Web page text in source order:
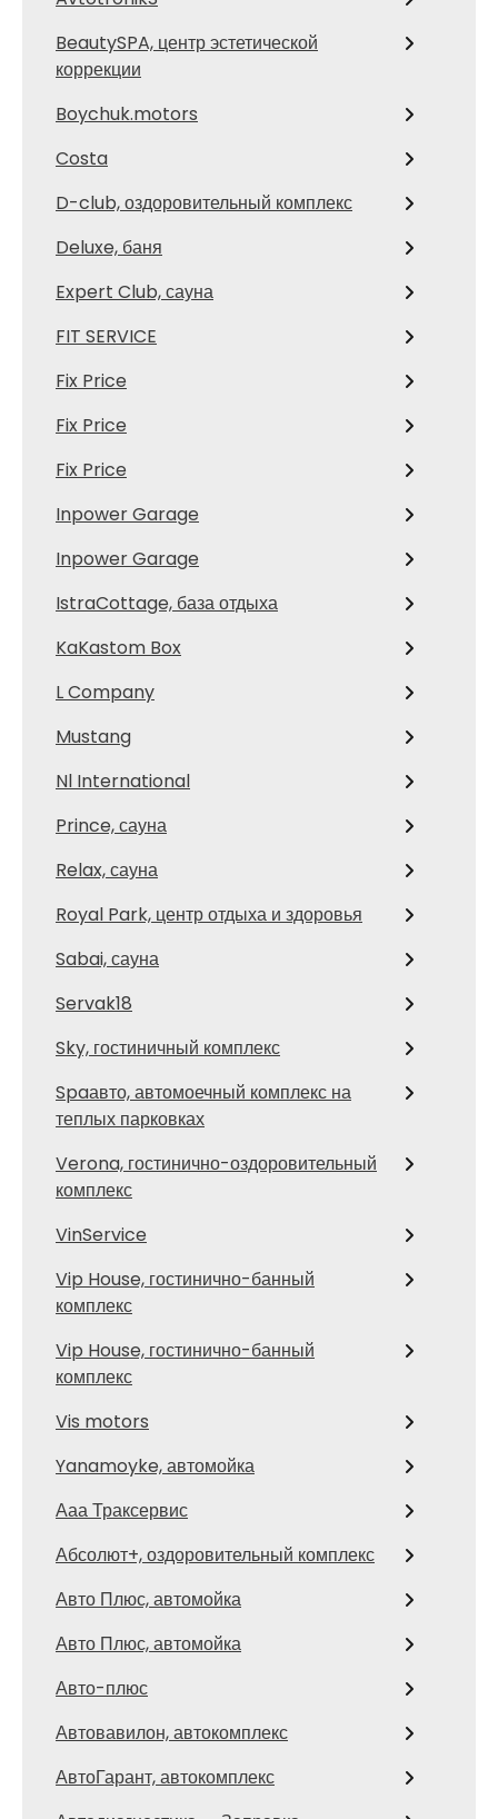
BeautySPA, центр эстетической
коррекции
Boychuk.motors
Costa
D-club, оздоровительный комплекс
Deluxe, баня
Expert Club, сауна
FIT SERVICE
Fix Price
Fix Price
Fix Price
Inpower Garage
Inpower Garage
IstraCottage, база отдыха
KaKastom Box
L Company
Mustang
Nl International
Prince, сауна
Relax, сауна
Royal Park, центр отдыха и здоровья
Sabai, сауна
Servak18
Sky, гостиничный комплекс
Spaавто, автомоечный комплекс на
теплых парковках
Verona, гостинично-оздоровительный
комплекс
VinService
Vip House, гостинично-банный
комплекс
Vip House, гостинично-банный
комплекс
Vis motors
Yanamoyke, автомойка
Ааа Траксервис
Абсолют+, оздоровительный комплекс
Авто Плюс, автомойка
Авто Плюс, автомойка
Авто-плюс
Автовавилон, автокомплекс
АвтоГарант, автокомплекс